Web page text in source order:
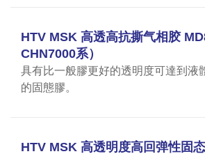
HTV MSK 高透高抗撕气相胶
CHN7000系）
具有比一般膠更好的透明度可達到液
的固態膠。
HTV MSK 高透明度高回弹性固